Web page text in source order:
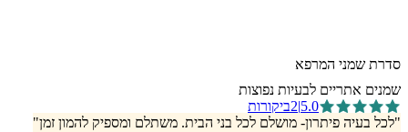
סדרת שמני המרפא
שמנים אתריים לבעיות נפוצות
5.0
|
2ביקורות
"לכל בעיה פיתרון- מושלם לכל בני הבית. משתלם ומספיק להמון זמן"